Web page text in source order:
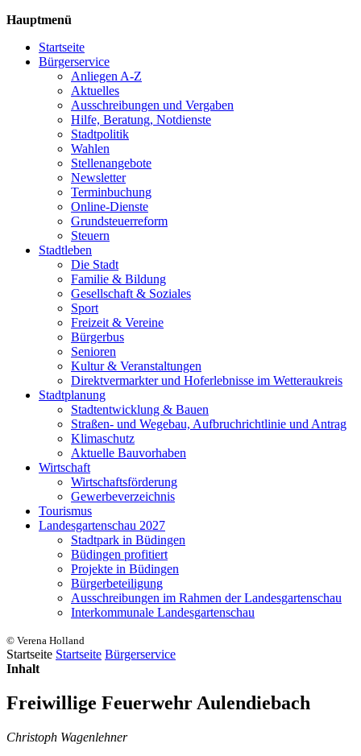
Hauptmenü
Startseite
Bürgerservice
Anliegen A-Z
Aktuelles
Ausschreibungen und Vergaben
Hilfe, Beratung, Notdienste
Stadtpolitik
Wahlen
Stellenangebote
Newsletter
Terminbuchung
Online-Dienste
Grundsteuerreform
Steuern
Stadtleben
Die Stadt
Familie & Bildung
Gesellschaft & Soziales
Sport
Freizeit & Vereine
Bürgerbus
Senioren
Kultur & Veranstaltungen
Direktvermarkter und Hoferlebnisse im Wetteraukreis
Stadtplanung
Stadtentwicklung & Bauen
Straßen- und Wegebau, Aufbruchrichtlinie und Antrag
Klimaschutz
Aktuelle Bauvorhaben
Wirtschaft
Wirtschaftsförderung
Gewerbeverzeichnis
Tourismus
Landesgartenschau 2027
Stadtpark in Büdingen
Büdingen profitiert
Projekte in Büdingen
Bürgerbeteiligung
Ausschreibungen im Rahmen der Landesgartenschau
Interkommunale Landesgartenschau
© Verena Holland
Startseite Startseite Bürgerservice
Inhalt
Freiwillige Feuerwehr Aulendiebach
Christoph Wagenlehner